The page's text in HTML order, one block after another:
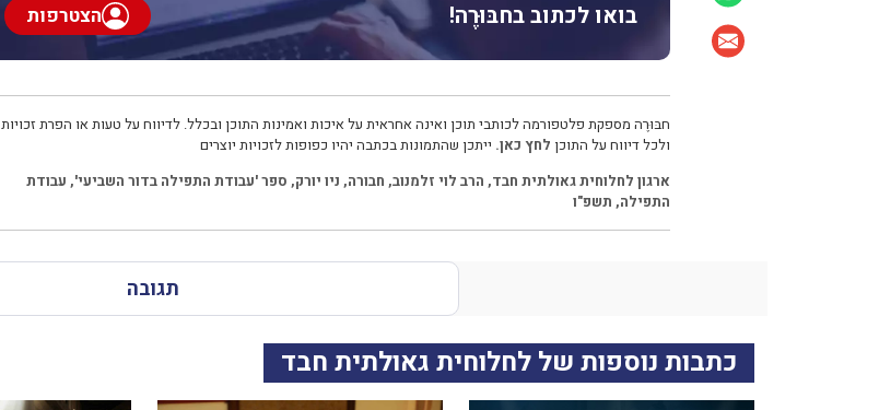
בואו לכתוב בחבּוּרֶה! הצטרפות
חבּוּרֶה מספקת פלטפורמה לכותבי תוכן ואינה אחראית על איכות ואמינות התוכן ובכלל. לדיווח על טעות או הפרת זכויות
ולכל דיווח על התוכן לחץ כאן. ייתכן שהתמונות בכתבה יהיו כפופות לזכויות יוצרים
ארגון לחלוחית גאולתית חבד, הרב לוי זלמנוב, חבורה, ניו יורק, ספר 'עבודת התפילה בדור השביעי', עבודת
התפילה, תשפ"ו
תגובה
כתבות נוספות של לחלוחית גאולתית חבד